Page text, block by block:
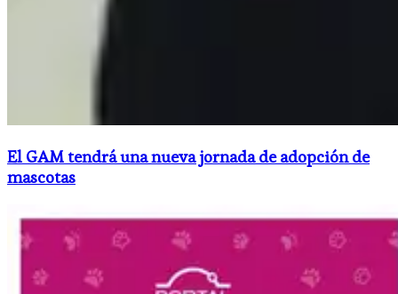
El GAM tendrá una nueva jornada de adopción de
mascotas